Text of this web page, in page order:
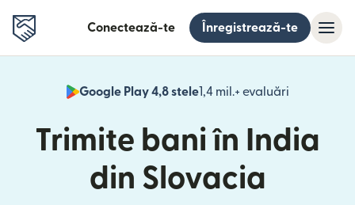
Conectează-te Înregistrează-te
Google Play 4,8 stele1,4 mil.+ evaluări
(se
Trimite bani în India
din Slovacia